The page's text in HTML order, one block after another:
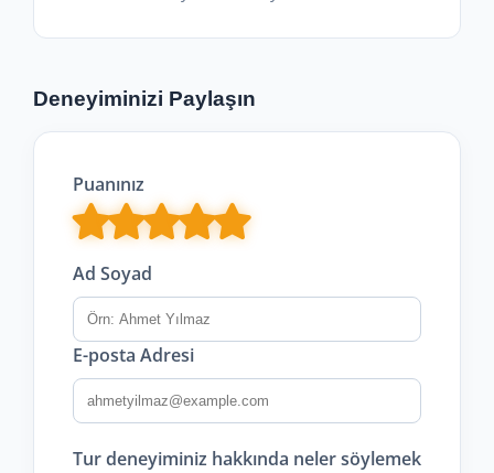
Deneyiminizi Paylaşın
Puanınız
Ad Soyad
E-posta Adresi
Tur deneyiminiz hakkında neler söylemek